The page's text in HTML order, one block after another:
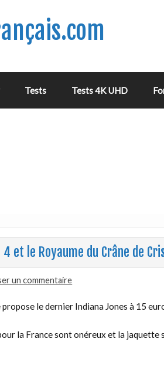
Tests Tests 4K UHD
et le Royaume du Crâne de
un commentaire
le dernier Indiana Jones à 15
la France sont onéreux et la jaquette